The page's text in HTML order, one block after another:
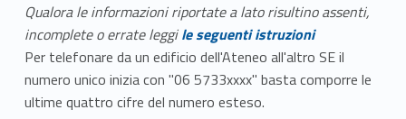
Qualora le informazioni riportate a lato risultino assenti,
incomplete o errate leggile seguenti istruzioni
Per telefonare da un edificio dell'Ateneo all'altro SE il
numero unico inizia con "06 5733xxxx" basta comporre le
ultime quattro cifre del numero esteso.